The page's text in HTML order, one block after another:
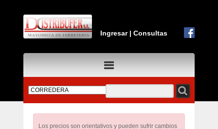
Ingresar|Consultas
Los precios son orientativos y pueden sufrir cambios